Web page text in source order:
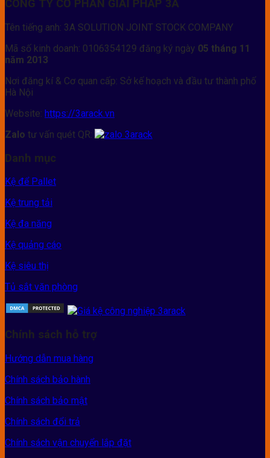
CÔNG TY CỔ PHẦN GIẢI PHÁP 3A
Tên tiếng anh: 3A SOLUTION JOINT STOCK COMPANY
Mã số kinh doanh: 0106354129 đăng ký ngày 05 tháng 11
năm 2013
Nơi đăng kí & Cơ quan cấp: Sở kế hoạch và đầu tư thành phố
Hà Nội
Website: https://3arack.vn
Zalo tư vấn quét QR:
Danh mục
Kệ để Pallet
Kệ trung tải
Kệ đa năng
Kệ quảng cáo
Kệ siêu thị
Tủ sắt văn phòng
Chính sách hỗ trợ
Hướng dẫn mua hàng
Chính sách bảo hành
Chính sách bảo mật
Chính sách đổi trả
Chính sách vận chuyển lắp đặt